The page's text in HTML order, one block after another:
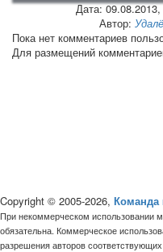
Дата:09.08.2013,
Автор:
Пока нет комментариев
Для размещений
Copyright © 2005-2026, Команда
При некоммерческом использовании
обязательна. Коммерческое
разрешения авторов